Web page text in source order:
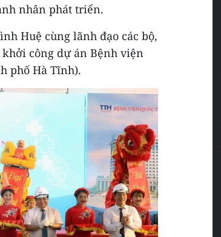
nhân phát triển.
Huệ cùng lãnh đạo các bộ,
công dự án Bệnh viện
phố Hà Tĩnh).